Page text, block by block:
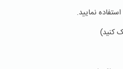
نمایید.
کنید)